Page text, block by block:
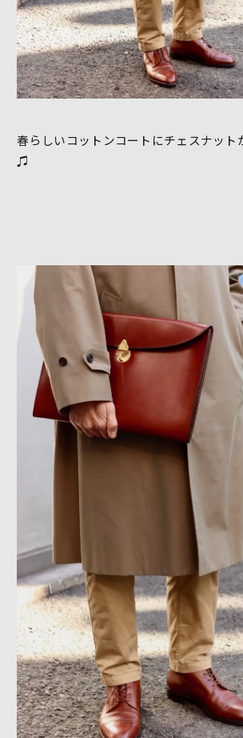
春らしいコットンコートにチェスナット
♫